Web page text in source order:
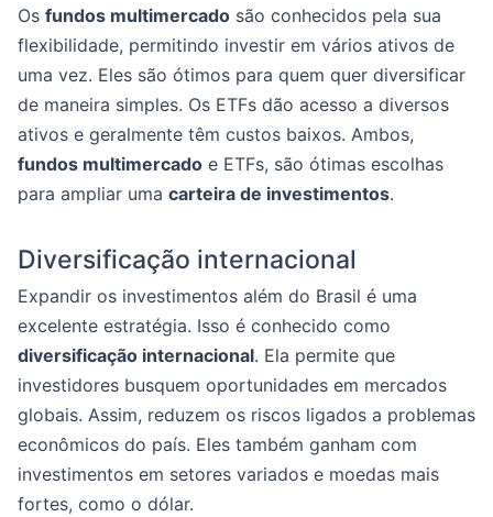
Os fundos multimercado são conhecidos pela sua
flexibilidade, permitindo investir em vários ativos de
uma vez. Eles são ótimos para quem quer diversificar
de maneira simples. Os ETFs dão acesso a diversos
ativos e geralmente têm custos baixos. Ambos,
fundos multimercado e ETFs, são ótimas escolhas
para ampliar uma carteira de investimentos.
Diversificação internacional
Expandir os investimentos além do Brasil é uma
excelente estratégia. Isso é conhecido como
diversificação internacional. Ela permite que
investidores busquem oportunidades em mercados
globais. Assim, reduzem os riscos ligados a problemas
econômicos do país. Eles também ganham com
investimentos em setores variados e moedas mais
fortes, como o dólar.